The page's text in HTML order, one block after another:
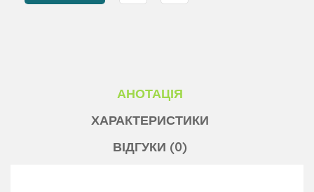
АНОТАЦІЯ
ХАРАКТЕРИСТИКИ
ВІДГУКИ (0)